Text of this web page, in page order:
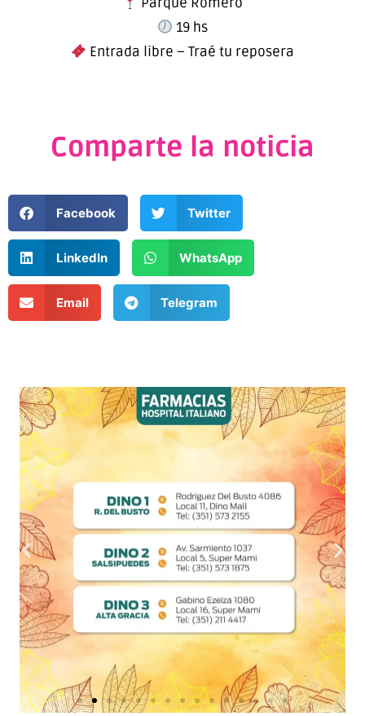
19 hs
Entrada libre – Traé tu reposera
Comparte la noticia
Facebook Twitter
LinkedIn WhatsApp
Email Telegram